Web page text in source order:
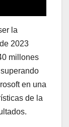
la
2023
millones
en una
de la